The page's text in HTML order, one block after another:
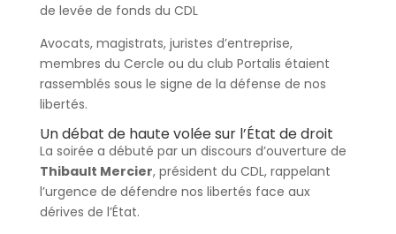
de levée de fonds du CDL
Avocats, magistrats, juristes d’entreprise,
membres du Cercle ou du club Portalis étaient
rassemblés sous le signe de la défense de nos
libertés.
Un débat de haute volée sur l’État de droit
La soirée a débuté par un discours d’ouverture de
Thibault Mercier, président du CDL, rappelant
l’urgence de défendre nos libertés face aux
dérives de l’État.